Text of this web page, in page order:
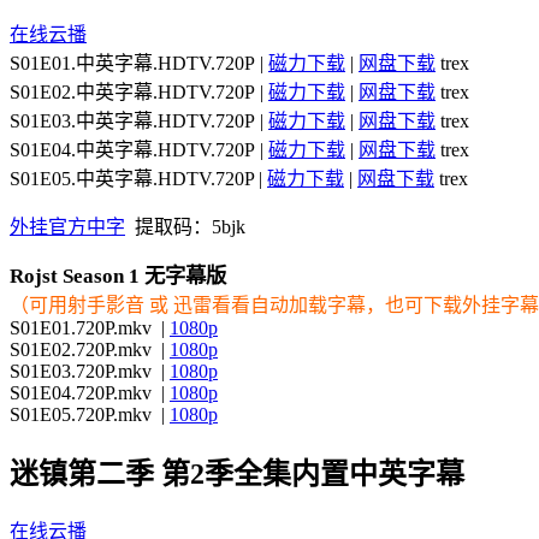
在线云播
S01E01.中英字幕.HDTV.720P | 磁力下载 | 网盘下载 trex
S01E02.中英字幕.HDTV.720P | 磁力下载 | 网盘下载 trex
S01E03.中英字幕.HDTV.720P | 磁力下载 | 网盘下载 trex
S01E04.中英字幕.HDTV.720P | 磁力下载 | 网盘下载 trex
S01E05.中英字幕.HDTV.720P | 磁力下载 | 网盘下载 trex
外挂官方中字 提取码：5bjk
Rojst Season 1 无字幕版
（可用射手影音 或 迅雷看看自动加载字幕，也可下载外挂字幕
S01E01.720P.mkv | 1080p
S01E02.720P.mkv | 1080p
S01E03.720P.mkv | 1080p
S01E04.720P.mkv | 1080p
S01E05.720P.mkv | 1080p
迷镇第二季 第2季全集内置中英字幕
在线云播